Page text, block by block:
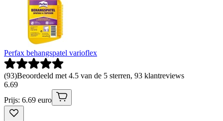
Perfax behangspatel varioflex
(93)Beoordeeld met 4.5 van de 5 sterren, 93 klantreviews
6.69
Prijs: 6.69 euro